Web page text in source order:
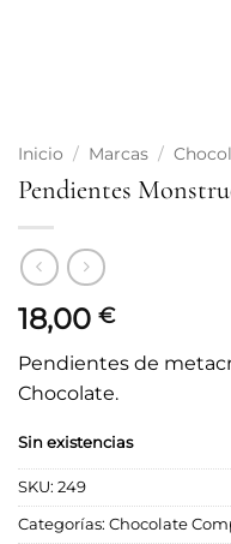
Inicio / Marcas /
Pendientes
18,00 €
Pendientes de
Chocolate.
Sin existencias
SKU: 249
Categorías: Chocolate